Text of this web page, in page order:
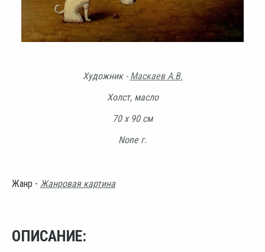
Художник - Маскаев А.В.
Холст, масло
70 х 90 см
None г.
Жанр - Жанровая картина
ОПИСАНИЕ: